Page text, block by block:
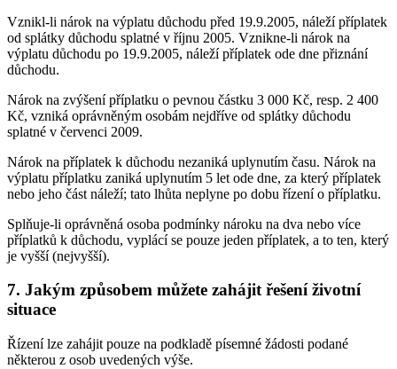
Vznikl-li nárok na výplatu důchodu před 19.9.2005, náleží příplatek
od splátky důchodu splatné v říjnu 2005. Vznikne-li nárok na
výplatu důchodu po 19.9.2005, náleží příplatek ode dne přiznání
důchodu.
Nárok na zvýšení příplatku o pevnou částku 3 000 Kč, resp. 2 400
Kč, vzniká oprávněným osobám nejdříve od splátky důchodu
splatné v červenci 2009.
Nárok na příplatek k důchodu nezaniká uplynutím času. Nárok na
výplatu příplatku zaniká uplynutím 5 let ode dne, za který příplatek
nebo jeho část náleží; tato lhůta neplyne po dobu řízení o příplatku.
Splňuje-li oprávněná osoba podmínky nároku na dva nebo více
příplatků k důchodu, vyplácí se pouze jeden příplatek, a to ten, který
je vyšší (nejvyšší).
7. Jakým způsobem můžete zahájit řešení životní
situace
Řízení lze zahájit pouze na podkladě písemné žádosti podané
některou z osob uvedených výše.